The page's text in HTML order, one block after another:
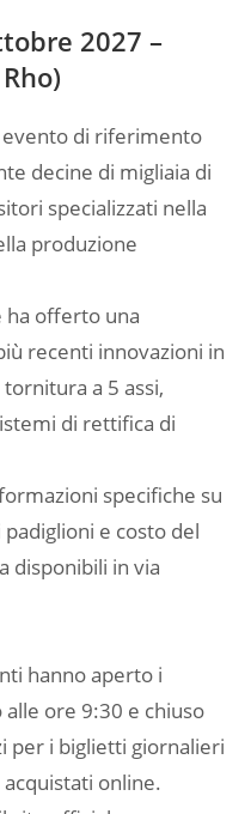
2027 –
evento di riferimento
decine di migliaia di
specializzati nella
produzione
ha offerto una
recenti innovazioni in
a 5 assi,
di rettifica di
specifiche su
e costo del
disponibili in via
hanno aperto i
ore 9:30 e chiuso
per i biglietti giornalieri
online.